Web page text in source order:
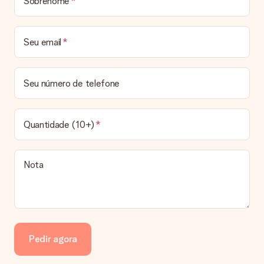
Prazo de entrega, opções de entrega e portes
de envio
Posso escolher uma data específica para entrega?
Infelizmente, não é possível escolher uma data específica
para entrega. Assim que concluirmos o seu pedido, uma
confirmação com as datas estimadas de entrega ser-lhe-á
enviada por email. Assim que o seu pedido for expedido, a
transportadora ficará encarregada de entregar o mesmo.
Qual é o prazo de entrega e quando recebo o meu
presente?
Todos os prazos de entrega podem ser encontrados na
página do produto em questão. Vale lembrar que estas datas
Quais opções de entrega posso escolher?
Infelizmente, ainda não é possível escolher uma opção de
entrega. Todos os pedidos são enviados numa caixa ou num
envelope de cartão. Gostaria de saber em qual opção o seu
pedido se enquadra? Por favor entre em contacto com a
Seu email
Seu número de telefone
Quantidade (10+)
Nota
Pedir agora